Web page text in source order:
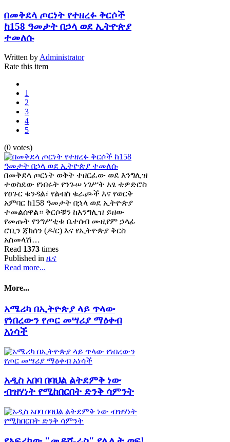
በመቅደላ ጦርነት የተዘረፉ ቅርሶች
ከ158 ዓመታት በኃላ ወደ ኢትዮጵያ
ተመለሱ
Written byAdministrator
Rate this item
1
2
3
4
5
(0 votes)
በመቅደላ ጦርነት ወቅት ተዘርፈው ወደ እንግሊዝ
ተወስደው የነበሩት የንጉሠ ነገሥት አፄ ቴዎድሮስ
የፀጉር ቁንዳል፣ የልብስ ቁራጮች እና የወርቅ
አምባር ከ158 ዓመታት በኋላ ወደ ኢትዮጵያ
ተመልሰዋል። ቅርሶቹን ከእንግሊዝ ይዘው
የመጡት የንግሥቲቱ ቤተሰብ ሙዚየም ኃላፊ
ሮቢን ጃክሰን (ዶ/ር) እና የኢትዮጵያ ቅርስ
አስመላሽ…
Read 1373 times
Published in ዜና
Read more...
More...
አሜሪካ በኢትዮጵያ ላይ ጥላው
የነበረውን የጦር መሣሪያ ማዕቀብ
አነሳች
አዲስ አበባ በባህል ልትደምቅ ነው
ብዝሃነት የሚከበርበት ድንቅ ሳምንት